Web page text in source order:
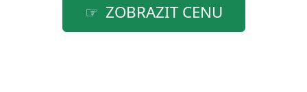
ZOBRAZIT CENU